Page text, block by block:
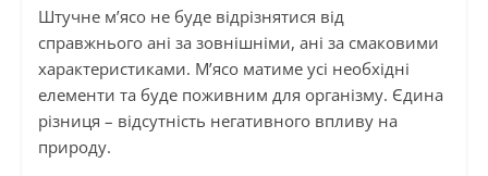
Штучне м’ясо не буде відрізнятися від
справжнього ані за зовнішніми, ані за смаковими
характеристиками. М’ясо матиме усі необхідні
елементи та буде поживним для організму. Єдина
різниця – відсутність негативного впливу на
природу.